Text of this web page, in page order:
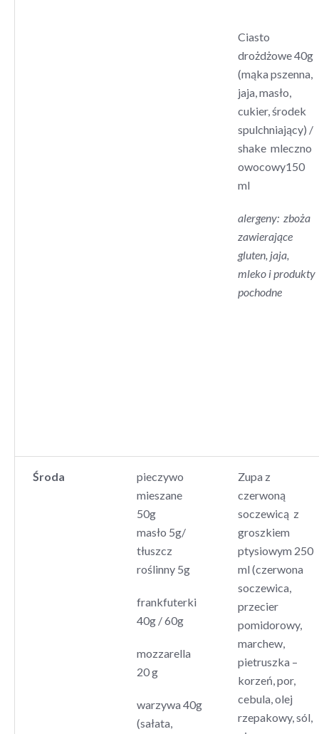
Ciasto
drożdżowe 40g
(mąka pszenna,
jaja, masło,
cukier, środek
spulchniający) /
shake mleczno
owocowy150
ml
alergeny: zboża
zawierające
gluten, jaja,
mleko i produkty
pochodne
Środa
pieczywo
mieszane
50g
masło 5g/
tłuszcz
roślinny 5g
frankfuterki
40g / 60g
mozzarella
20 g
warzywa 40g
(sałata,
Zupa z
czerwoną
soczewicą z
groszkiem
ptysiowym 250
ml (czerwona
soczewica,
przecier
pomidorowy,
marchew,
pietruszka –
korzeń, por,
cebula, olej
rzepakowy, sól,